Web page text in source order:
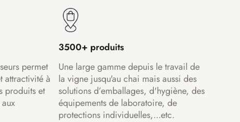
permet
attractivité à
produits et
3500+ produits
Une large gamme depuis le travail de
la vigne jusqu'au chai mais aussi des
solutions d’emballages, d'hygiène, des
équipements de laboratoire, de
protections individuelles,...etc.